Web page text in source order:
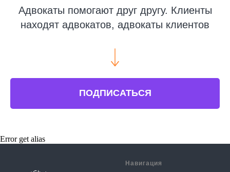
Адвокаты помогают друг другу. Клиенты
находят адвокатов, адвокаты клиентов
ПОДПИСАТЬСЯ
Error get alias
Навигация